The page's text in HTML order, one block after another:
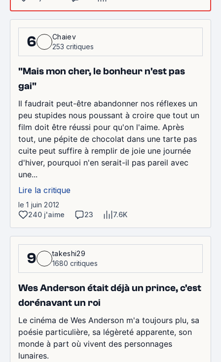
6
Chaiev
253 critiques
"Mais mon cher, le bonheur n'est pas
gai"
Il faudrait peut-être abandonner nos réflexes un
peu stupides nous poussant à croire que tout un
film doit être réussi pour qu'on l'aime. Après
tout, une pépite de chocolat dans une tarte pas
cuite peut suffire à remplir de joie une journée
d'hiver, pourquoi n'en serait-il pas pareil avec
une...
Lire la critique
le 1 juin 2012
240 j'aime
23 7.6K
9
takeshi29
1680 critiques
Wes Anderson était déjà un prince, c'est
dorénavant un roi
Le cinéma de Wes Anderson m'a toujours plu, sa
poésie particulière, sa légèreté apparente, son
monde à part où vivent des personnages
lunaires.